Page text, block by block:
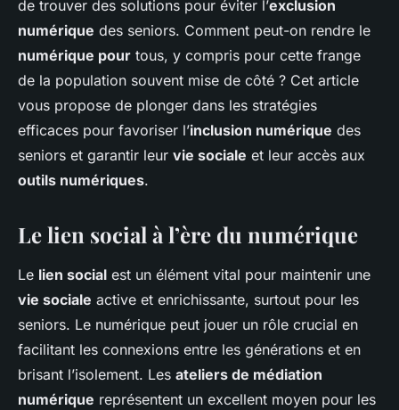
de trouver des solutions pour éviter l’exclusion
numérique des seniors. Comment peut-on rendre le
numérique pour tous, y compris pour cette frange
de la population souvent mise de côté ? Cet article
vous propose de plonger dans les stratégies
efficaces pour favoriser l’inclusion numérique des
seniors et garantir leur vie sociale et leur accès aux
outils numériques.
Le lien social à l’ère du numérique
Le lien social est un élément vital pour maintenir une
vie sociale active et enrichissante, surtout pour les
seniors. Le numérique peut jouer un rôle crucial en
facilitant les connexions entre les générations et en
brisant l’isolement. Les ateliers de médiation
numérique représentent un excellent moyen pour les